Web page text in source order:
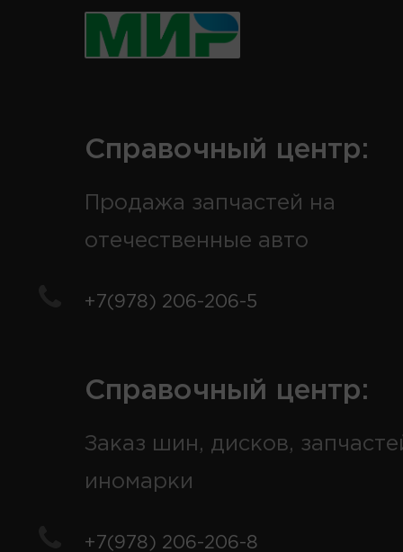
Справочный центр:
Продажа запчастей на
отечественные авто
+7(978) 206-206-5
Справочный центр:
Заказ шин, дисков,
иномарки
+7(978) 206-206-8